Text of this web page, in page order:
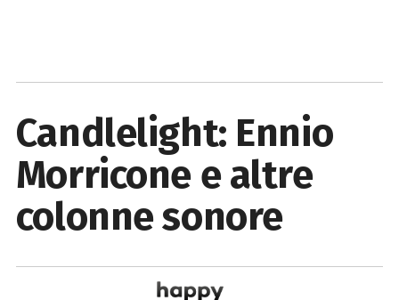
Candlelight: Ennio
Morricone e altre
colonne sonore